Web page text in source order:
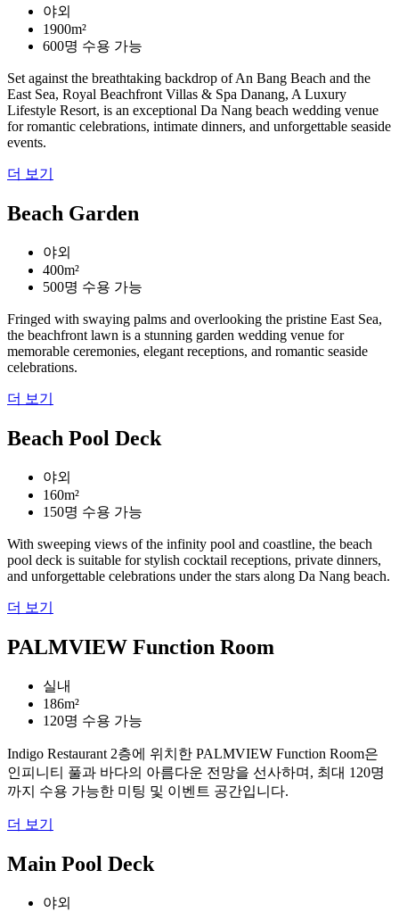
야외
1900m²
600명 수용 가능
Set against the breathtaking backdrop of An Bang Beach and the
East Sea, Royal Beachfront Villas & Spa Danang, A Luxury
Lifestyle Resort, is an exceptional Da Nang beach wedding venue
for romantic celebrations, intimate dinners, and unforgettable seaside
events.
더 보기
Beach Garden
야외
400m²
500명 수용 가능
Fringed with swaying palms and overlooking the pristine East Sea,
the beachfront lawn is a stunning garden wedding venue for
memorable ceremonies, elegant receptions, and romantic seaside
celebrations.
더 보기
Beach Pool Deck
야외
160m²
150명 수용 가능
With sweeping views of the infinity pool and coastline, the beach
pool deck is suitable for stylish cocktail receptions, private dinners,
and unforgettable celebrations under the stars along Da Nang beach.
더 보기
PALMVIEW Function Room
실내
186m²
120명 수용 가능
Indigo Restaurant 2층에 위치한 PALMVIEW Function Room은
인피니티 풀과 바다의 아름다운 전망을 선사하며, 최대 120명
까지 수용 가능한 미팅 및 이벤트 공간입니다.
더 보기
Main Pool Deck
야외